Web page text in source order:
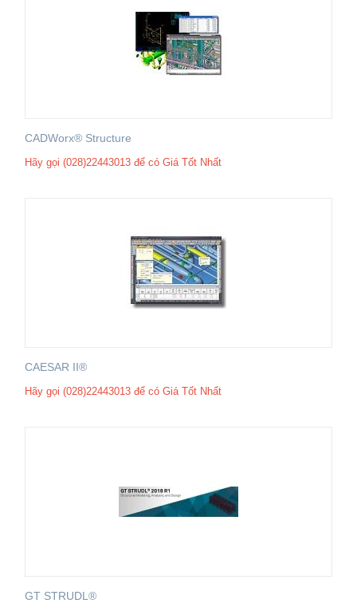
CADWorx® Structure
Hãy gọi (028)22443013 để có Giá Tốt Nhất
CAESAR II®
Hãy gọi (028)22443013 để có Giá Tốt Nhất
GT STRUDL®